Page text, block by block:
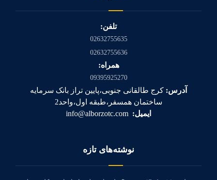
تلفن:
02632755635
02632755636
همراه:
09395925270
آدرس: کرج طالقانی جنوبی،پایین تراز بانک سرمایه
ساختمان همسفر،طبقه اول،واحد2
ایمیل:
نوشته‌های تازه